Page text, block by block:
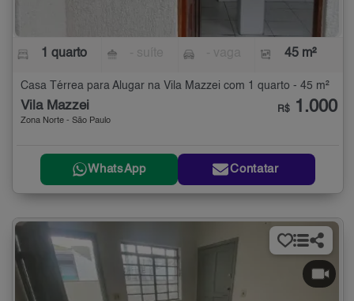
1 quarto 45 m²
Casa Térrea para Alugar na Vila Mazzei com 1 quarto - 45 m²
Vila Mazzei
Zona Norte - São Paulo
R$ 1.000
WhatsApp Contatar